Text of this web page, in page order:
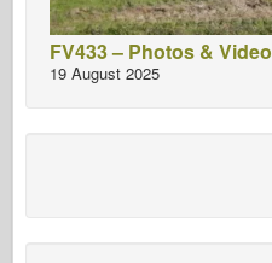
FV433 – Photos & Video
19 August 2025